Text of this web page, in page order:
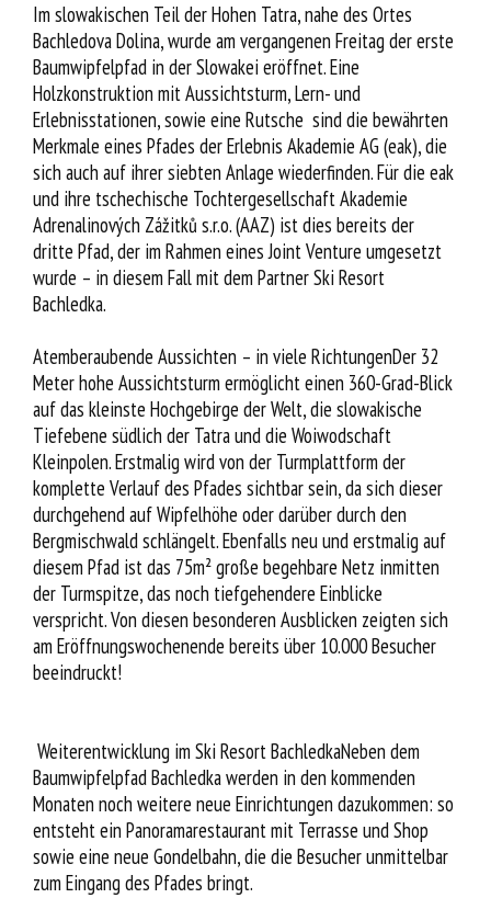
Im slowakischen Teil der Hohen Tatra, nahe des Ortes
Bachledova Dolina, wurde am vergangenen Freitag der erste
Baumwipfelpfad in der Slowakei eröffnet. Eine
Holzkonstruktion mit Aussichtsturm, Lern- und
Erlebnisstationen, sowie eine Rutsche sind die bewährten
Merkmale eines Pfades der Erlebnis Akademie AG (eak), die
sich auch auf ihrer siebten Anlage wiederfinden. Für die eak
und ihre tschechische Tochtergesellschaft Akademie
Adrenalinových Zážitků s.r.o. (AAZ) ist dies bereits der
dritte Pfad, der im Rahmen eines Joint Venture umgesetzt
wurde – in diesem Fall mit dem Partner Ski Resort
Bachledka.
Atemberaubende Aussichten – in viele RichtungenDer 32
Meter hohe Aussichtsturm ermöglicht einen 360-Grad-Blick
auf das kleinste Hochgebirge der Welt, die slowakische
Tiefebene südlich der Tatra und die Woiwodschaft
Kleinpolen. Erstmalig wird von der Turmplattform der
komplette Verlauf des Pfades sichtbar sein, da sich dieser
durchgehend auf Wipfelhöhe oder darüber durch den
Bergmischwald schlängelt. Ebenfalls neu und erstmalig auf
diesem Pfad ist das 75m² große begehbare Netz inmitten
der Turmspitze, das noch tiefgehendere Einblicke
verspricht. Von diesen besonderen Ausblicken zeigten sich
am Eröffnungswochenende bereits über 10.000 Besucher
beeindruckt!
Weiterentwicklung im Ski Resort BachledkaNeben dem
Baumwipfelpfad Bachledka werden in den kommenden
Monaten noch weitere neue Einrichtungen dazukommen: so
entsteht ein Panoramarestaurant mit Terrasse und Shop
sowie eine neue Gondelbahn, die die Besucher unmittelbar
zum Eingang des Pfades bringt.